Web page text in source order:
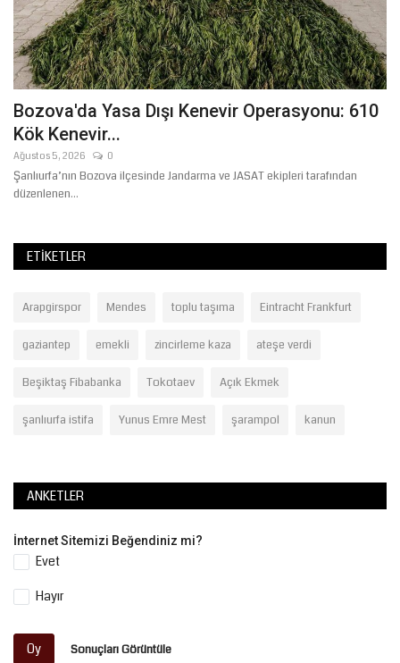
Bozova'da Yasa Dışı Kenevir Operasyonu: 610
Kök Kenevir...
Ağustos 5, 2026 0
Şanlıurfa’nın Bozova ilçesinde Jandarma ve JASAT ekipleri tarafından
düzenlenen...
ETIKETLER
Arapgirspor Mendes toplu taşıma Eintracht Frankfurt
gaziantep emekli zincirleme kaza ateşe verdi
Beşiktaş Fibabanka Tokotaev Açık Ekmek
şanlıurfa istifa Yunus Emre Mest şarampol kanun
ANKETLER
İnternet Sitemizi Beğendiniz mi?
Evet
Hayır
Oy Sonuçları Görüntüle